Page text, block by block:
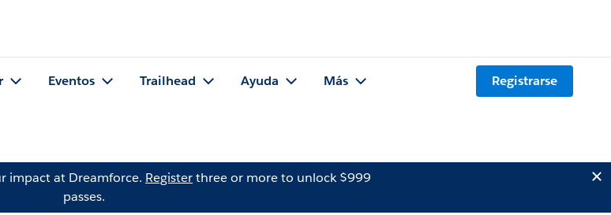
Eventos Trailhead Ayuda Más Registrarse
impact at Dreamforce. Registerthree or more to unlock $999
passes.